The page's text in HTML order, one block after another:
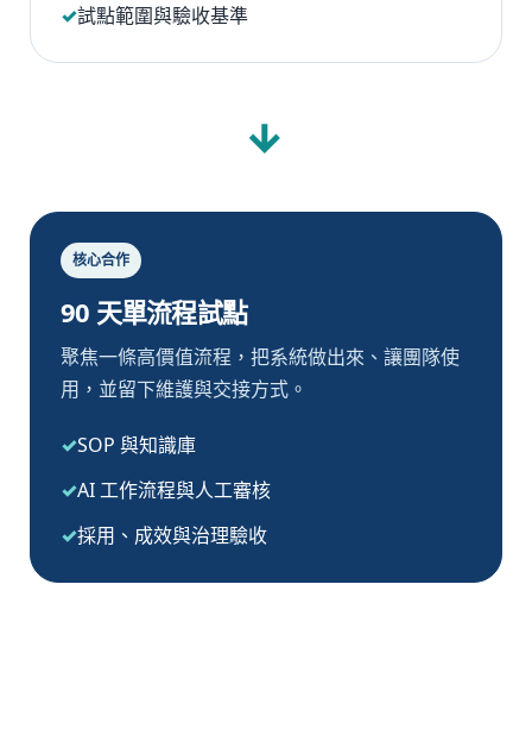
試點範圍與驗收基準
→
核心合作
90 天單流程試點
聚焦一條高價值流程，把系統做出來、讓團隊使
用，並留下維護與交接方式。
SOP 與知識庫
AI 工作流程與人工審核
採用、成效與治理驗收